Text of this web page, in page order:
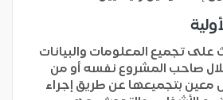
على تجميع المعلومات والبيانات
صاحب المشروع نفسه أو من
بتجميعها عن طريق إجراء